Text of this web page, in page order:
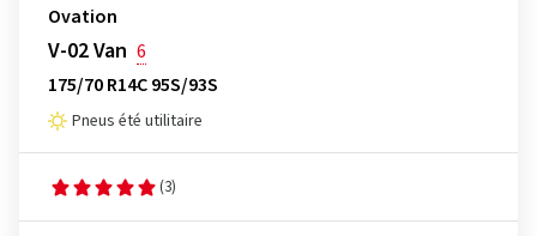
Ovation
V-02 Van 6
175/70 R14C 95S/93S
Pneus été utilitaire
(3)